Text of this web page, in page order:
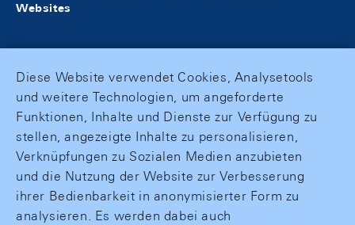
Websites
Diese Website verwendet Cookies, Analysetools
und weitere Technologien, um angeforderte
Funktionen, Inhalte und Dienste zur Verfügung zu
stellen, angezeigte Inhalte zu personalisieren,
Verknüpfungen zu Sozialen Medien anzubieten
und die Nutzung der Website zur Verbesserung
ihrer Bedienbarkeit in anonymisierter Form zu
analysieren. Es werden dabei auch